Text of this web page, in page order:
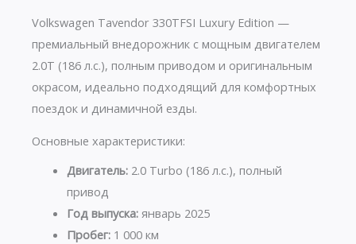
Volkswagen Tavendor 330TFSI Luxury Edition —
премиальный внедорожник с мощным двигателем
2.0T (186 л.с.), полным приводом и оригинальным
окрасом, идеально подходящий для комфортных
поездок и динамичной езды.
Основные характеристики:
Двигатель:2.0 Turbo (186 л.с.), полный
привод
Год выпуска:январь 2025
Пробег:1 000 км